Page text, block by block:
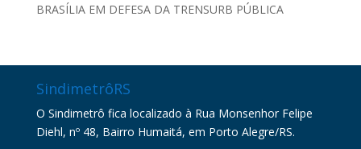
BRASÍLIA EM DEFESA DA TRENSURB PÚBLICA
SindimetrôRS
O Sindimetrô fica localizado à Rua Monsenhor Felipe
Diehl, nº 48, Bairro Humaitá, em Porto Alegre/RS.